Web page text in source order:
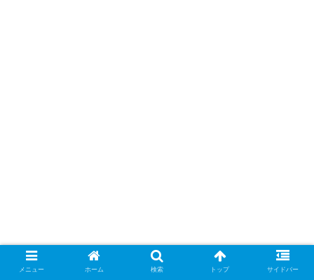
メニュー ホーム 検索 トップ サイドバー